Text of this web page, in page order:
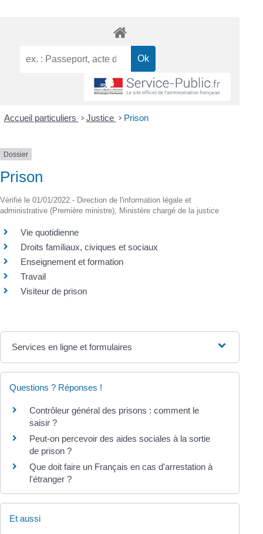
Accueil particuliers > Justice > Prison
Dossier
Prison
Vérifié le 01/01/2022 - Direction de l'information légale et
administrative (Première ministre), Ministère chargé de la justice
Vie quotidienne
Droits familiaux, civiques et sociaux
Enseignement et formation
Travail
Visiteur de prison
Services en ligne et formulaires
Questions ? Réponses !
Contrôleur général des prisons : comment le
saisir ?
Peut-on percevoir des aides sociales à la sortie
de prison ?
Que doit faire un Français en cas d'arrestation à
l'étranger ?
Et aussi